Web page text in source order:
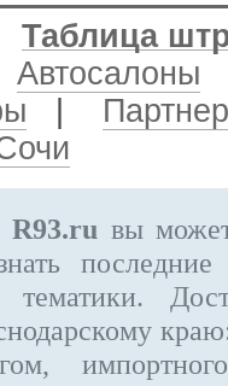
Таблица
Автосалоны
R93.ru вы
тематики.